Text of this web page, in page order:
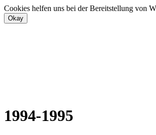
Cookies helfen uns bei der Bereitstellung von
1994-1995